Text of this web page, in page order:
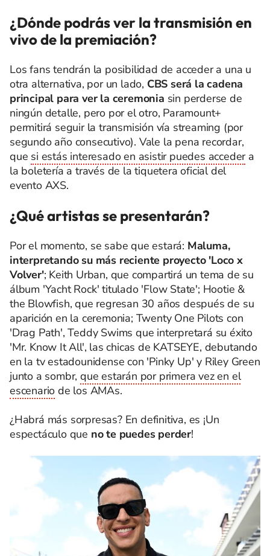
¿Dónde podrás ver la transmisión en
vivo de la premiación?
Los fans tendrán la posibilidad de acceder a una u
otra alternativa, por un lado, CBS será la cadena
principal para ver la ceremonia sin perderse de
ningún detalle, pero por el otro, Paramount+
permitirá seguir la transmisión vía streaming (por
segundo año consecutivo). Vale la pena recordar,
que si estás interesado en asistir puedes accedera
la boletería a través de la tiquetera oficial del
evento AXS.
¿Qué artistas se presentarán?
Por el momento, se sabe que estará: Maluma,
interpretando su más reciente proyecto 'Loco x
Volver'; Keith Urban, que compartirá un tema de su
álbum 'Yacht Rock' titulado 'Flow State'; Hootie &
the Blowfish, que regresan 30 años después de su
aparición en la ceremonia; Twenty One Pilots con
'Drag Path', Teddy Swims que interpretará su éxito
'Mr. Know It All', las chicas de KATSEYE, debutando
en la tv estadounidense con 'Pinky Up' y Riley Green
junto a sombr,que estarán por primera vez en el
escenario de los AMAs.
¿Habrá más sorpresas? En definitiva, es ¡Un
espectáculo que no te puedes perder!